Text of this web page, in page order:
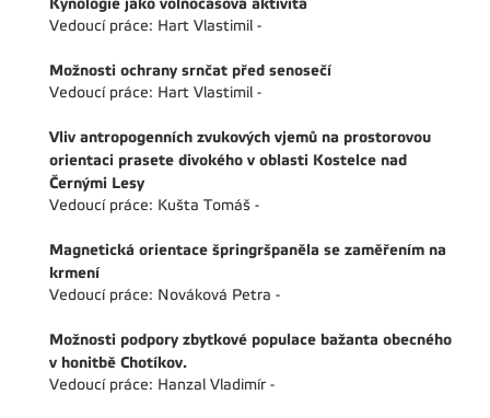
Kynologie jako volnočasová aktivita
Vedoucí práce: Hart Vlastimil -
Možnosti ochrany srnčat před senosečí
Vedoucí práce: Hart Vlastimil -
Vliv antropogenních zvukových vjemů na prostorovou
orientaci prasete divokého v oblasti Kostelce nad
Černými Lesy
Vedoucí práce: Kušta Tomáš -
Magnetická orientace špringršpaněla se zaměřením na
krmení
Vedoucí práce: Nováková Petra -
Možnosti podpory zbytkové populace bažanta obecného
v honitbě Chotíkov.
Vedoucí práce: Hanzal Vladimír -